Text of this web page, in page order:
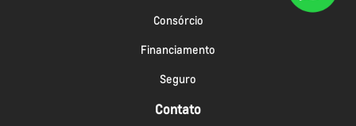
Consórcio
Financiamento
Seguro
Contato